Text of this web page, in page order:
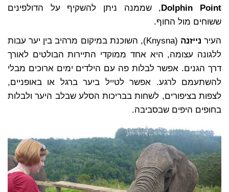
Dolphin Point , שממנה ניתן להשקיף על הדולפינים
ששוחים מול החוף.
העיר נייזנה
(Knysna), השוכנת במיקום מרהיב בין יער עבות
ללגונה עצומה, היא אחד ממוקדי התיירות הבולטים לאורך
דרך הגנים. אפשר לבלות פה עם הילדים ימים ארוכים מבלי
להשתעמם לרגע. אפשר לטייל ביער ברגל או באופניים,
לצפות בציפורים, לשחות בבריכות הסלע שבלב היער ולבלות
בחופים היפים שבסביבה.